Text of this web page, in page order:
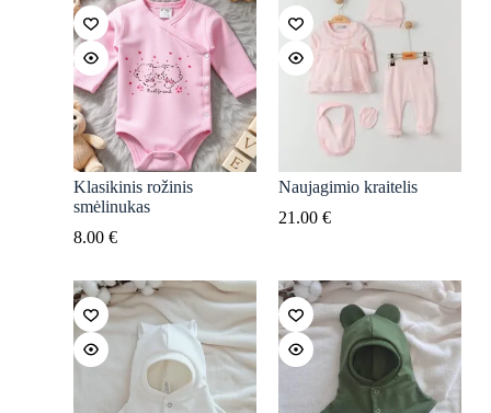
Klasikinis rožinis
smėlinukas
8.00 €
Naujagimio kraitelis
21.00 €